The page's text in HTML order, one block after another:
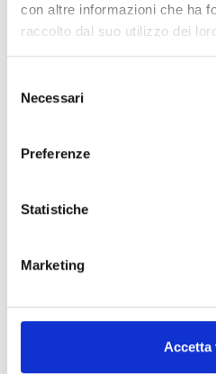
con altre informazioni che ha
raccolto dal suo utilizzo dei
delNecessari
Preferenze
Statistiche
Marketing
Accetta
Codice
Descrizione
Pietre preziose